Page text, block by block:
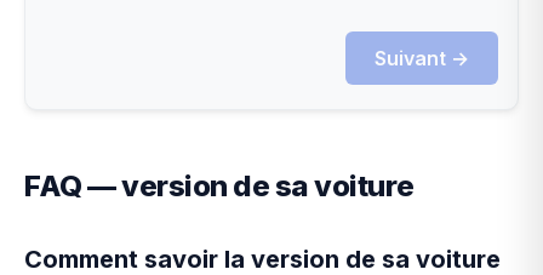
Suivant →
FAQ — version de sa voiture
Comment savoir la version de sa voiture